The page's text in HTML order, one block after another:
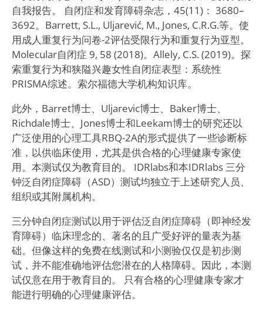
自我报告。 自闭症和发育障碍杂志，45(11)： 3680–
3692。Barrett, S.L., Uljarević, M., Jones, C.R.G.等。使
用成人重复行为问卷-2评估受限行为和重复行为亚型。
Molecular自闭症 9, 58 (2018)。Allely, C.S. (2019)。探
索重复行为和狭隘兴趣女性自闭症表型：系统性
PRISMA综述。索尔福德大学机构知识库。
此外，Barret博士、Uljarevic博士、Baker博士、
Richdale博士、Jones博士和Leekam博士的研究还以
广泛使用的心理工具RBQ-2A的形式提供了一些诊断标
准，以供临床使用，尤其是供合格的心理健康专家使
用。本测试仅为教育目的。 IDRlabs和本IDRlabs 三分
钟泛自闭症障碍（ASD）测试均独立于上述研究人员、
组织或其附属机构。
三分钟自闭症测试以用于评估泛自闭症障碍（即神经发
育障碍）临床理念的、著名的且广受好评的量表为基
础。但像这样的免费在线测试和小测验仅仅是初步测
试，并不能准确地评估您潜在的人格障碍。因此，本测
试仅意在用于教育目的。 只有合格的心理健康专家才
能进行明确的心理健康评估。